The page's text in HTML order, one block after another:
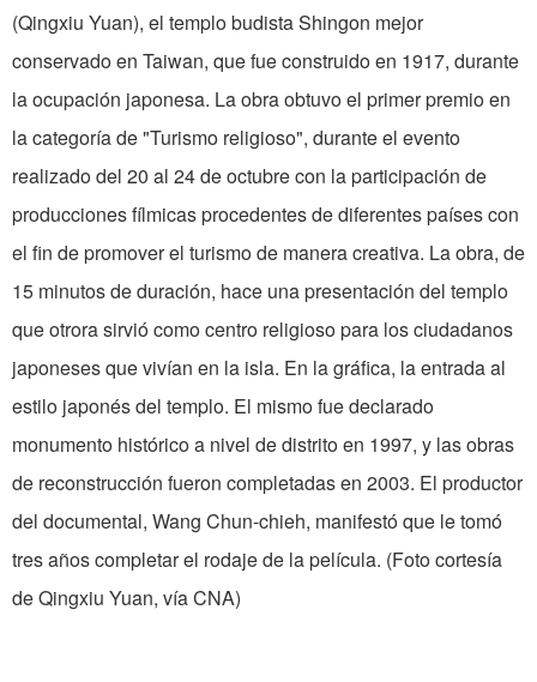
(Qingxiu Yuan), el templo budista Shingon mejor
conservado en Taiwan, que fue construido en 1917, durante
la ocupación japonesa. La obra obtuvo el primer premio en
la categoría de "Turismo religioso", durante el evento
realizado del 20 al 24 de octubre con la participación de
producciones fílmicas procedentes de diferentes países con
el fin de promover el turismo de manera creativa. La obra, de
15 minutos de duración, hace una presentación del templo
que otrora sirvió como centro religioso para los ciudadanos
japoneses que vivían en la isla. En la gráfica, la entrada al
estilo japonés del templo. El mismo fue declarado
monumento histórico a nivel de distrito en 1997, y las obras
de reconstrucción fueron completadas en 2003. El productor
del documental, Wang Chun-chieh, manifestó que le tomó
tres años completar el rodaje de la película. (Foto cortesía
de Qingxiu Yuan, vía CNA)